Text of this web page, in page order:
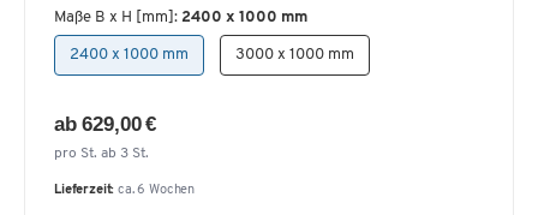
Maße B x H [mm]: 2400 x 1000 mm
2400 x 1000 mm 3000 x 1000 mm
ab 629,00 €
pro St. ab 3 St.
Lieferzeit: ca. 6 Wochen